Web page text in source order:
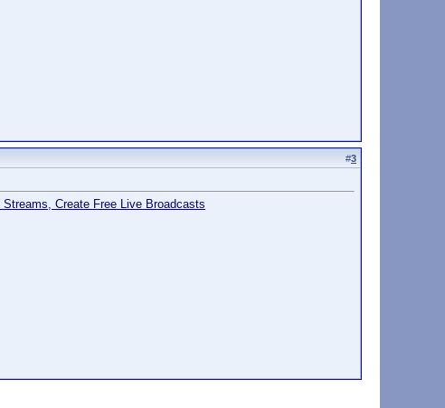
#3
Create Free Live Broadcasts